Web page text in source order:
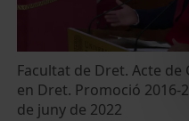
Facultat de Dret. Acte de
en Dret. Promoció 2016-
de juny de 2022